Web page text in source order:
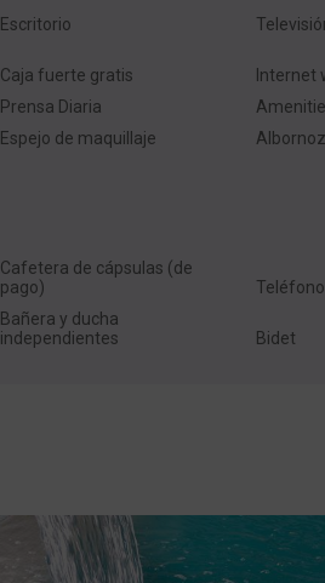
Escritorio
Caja fuerte gratis Internet
Prensa Diaria
Espejo de maquillaje
Albornoz
Cafetera de cápsulas (de
pago)
Teléfono
Bañera y ducha
independientes
Bidet